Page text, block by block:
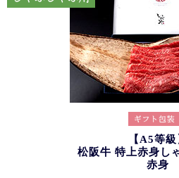
【A5等級
松阪牛 特上赤身し
赤身